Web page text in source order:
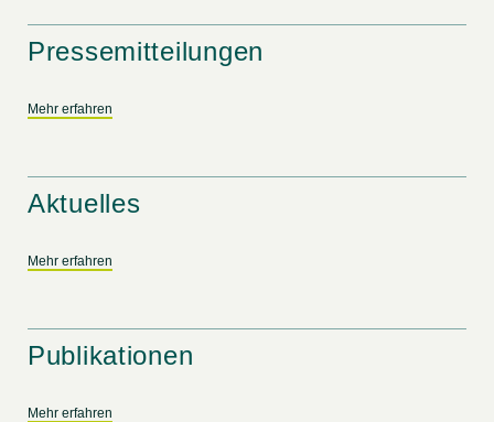
Pressemitteilungen
Mehr erfahren
Aktuelles
Mehr erfahren
Publikationen
Mehr erfahren